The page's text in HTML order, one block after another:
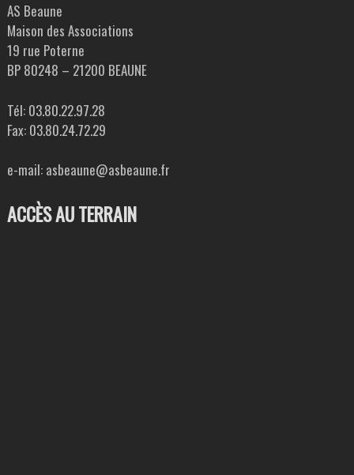
AS Beaune
Maison des Associations
19 rue Poterne
BP 80248 – 21200 BEAUNE
Tél: 03.80.22.97.28
Fax: 03.80.24.72.29
e-mail: asbeaune@asbeaune.fr
ACCÈS AU TERRAIN